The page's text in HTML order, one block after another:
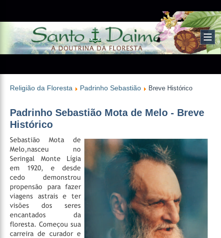
Religião da Floresta Padrinho Sebastião Breve Histórico
Padrinho Sebastião Mota de Melo - Breve
Histórico
Sebastião Mota de
Melo,nasceu no
Seringal Monte Lígia
em 1920, e desde
cedo demonstrou
propensão para fazer
viagens astrais e ter
visões dos seres
encantados da
floresta. Começou sua
carreira de curador e